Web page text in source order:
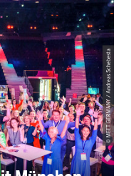
© MEET GERMANY / Andreas Schebesta